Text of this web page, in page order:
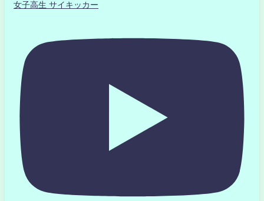
女子高生 サイキッカー